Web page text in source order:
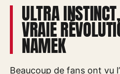
ULTRA
VRAIE
NAMEK
Beaucoup de fans ont vu